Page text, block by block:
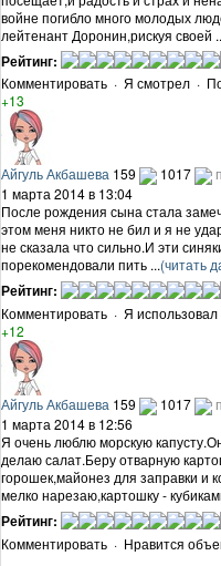
войне погибло много молодых
лейтенант Доронин,рискуя своей
Рейтинг:
Комментировать · Я смотрел ·
+13
Айгуль Акбашева 159 1017
1 марта 2014 в 13:04
После рождения сына стала
этом меня никто не бил и я не
не сказала что сильно.И эти
порекомендовали пить ...(читать
Рейтинг:
Комментировать · Я использовал
+12
Айгуль Акбашева 159 1017
1 марта 2014 в 12:56
Я очень люблю морскую
делаю салат.Беру отварную
горошек,майонез для заправки и
мелко нарезаю,картошку -
Рейтинг:
Комментировать · Нравится